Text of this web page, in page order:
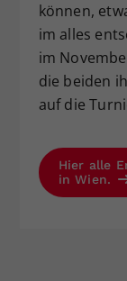
können,
im alles
im
die beiden
auf die
Hier alle
in Wien.